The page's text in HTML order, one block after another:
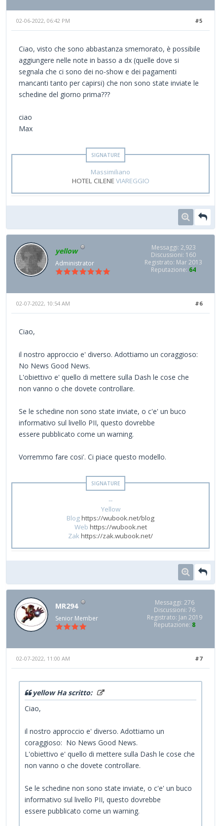
#5
02-06-2022, 06:42 PM
Ciao, visto che sono abbastanza smemorato, è possibile
aggiungere nelle note in basso a dx (quelle dove si
segnala che ci sono dei no-show e dei pagamenti
mancanti tanto per capirsi) che non sono state inviate le
schedine del giorno prima???
ciao
Max
Massimiliano
HOTEL CILENEVIAREGGIO
yellow
Administrator
Messaggi: 2,923
Discussioni: 160
Registrato: Mar 2013
Reputazione: 64
#6
02-07-2022, 10:54 AM
Ciao,
il nostro approccio e' diverso. Adottiamo un coraggioso:
No News Good News.
L'obiettivo e' quello di mettere sulla Dash le cose che
non vanno o che dovete controllare.
Se le schedine non sono state inviate, o c'e' un buco
informativo sul livello PII, questo dovrebbe
essere pubblicato come un warning.
Vorremmo fare cosi'. Ci piace questo modello.
--
Yellow
Bloghttps://wubook.net/blog
Web https://wubook.net
Zakhttps://zak.wubook.net/
MR294
Senior Member
Messaggi: 276
Discussioni: 76
Registrato: Jan 2019
Reputazione: 8
#7
02-07-2022, 11:00 AM
yellow Ha scritto:
Ciao,
il nostro approccio e' diverso. Adottiamo un
coraggioso: No News Good News.
L'obiettivo e' quello di mettere sulla Dash le cose che
non vanno o che dovete controllare.
Se le schedine non sono state inviate, o c'e' un buco
informativo sul livello PII, questo dovrebbe
essere pubblicato come un warning.